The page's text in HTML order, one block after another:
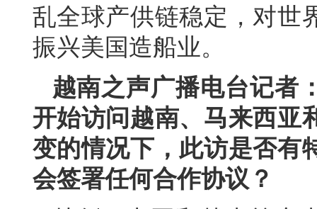
乱全球产供链稳定，对世
振兴美国造船业。
越南之声广播电台记者
开始访问越南、马来西亚
变的情况下，此访是否有
会签署任何合作协议？